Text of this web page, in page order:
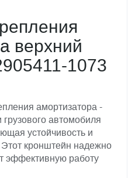
верхний
1073
амортизатора -
автомобиля
устойчивость и
кронштейн надежно
эффективную работу